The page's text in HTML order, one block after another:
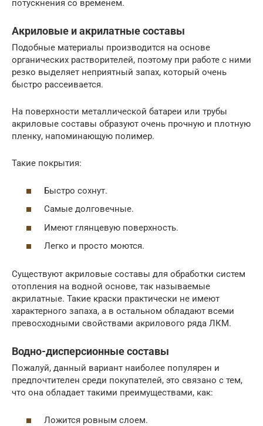
потускнения со временем.
Акриловые и акрилатные составы
Подобные материалы производится на основе
органических растворителей, поэтому при работе с ними
резко выделяет неприятный запах, который очень
быстро рассеивается.
На поверхности металлической батареи или трубы
акриловые составы образуют очень прочную и плотную
пленку, напоминающую полимер.
Такие покрытия:
Быстро сохнут.
Самые долговечные.
Имеют глянцевую поверхность.
Легко и просто моются.
Существуют акриловые составы для обработки систем
отопления на водной основе, так называемые
акрилатные. Такие краски практически не имеют
характерного запаха, а в остальном обладают всеми
превосходными свойствами акрилового ряда ЛКМ.
Водно-дисперсионные составы
Пожалуй, данный вариант наиболее популярен и
предпочтителен среди покупателей, это связано с тем,
что она обладает такими преимуществами, как:
Ложится ровным слоем.